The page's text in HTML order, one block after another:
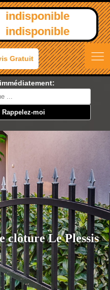
indisponible
indisponible
Gratuit
clôture Le Plessis